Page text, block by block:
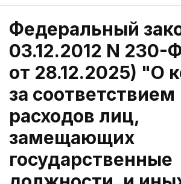
Федеральный
03.12.2012 N 230-
от 28.12.2025) "О
за соответствием
расходов лиц,
замещающих
государственные